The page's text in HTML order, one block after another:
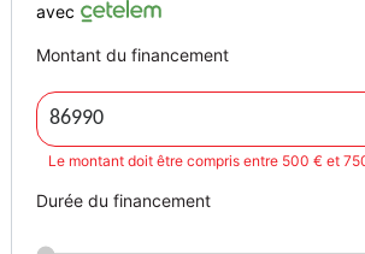
avec
Montant du financement
Le montant doit être compris entre 500 € et
Durée du financement